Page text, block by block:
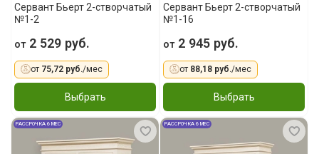
Сервант Бьерт 2-створчатый
№1-2
от2 529 руб.
от 75,72 руб./мес
Выбрать
Сервант Бьерт 2-створчатый
№1-16
от2 945 руб.
от 88,18 руб./мес
Выбрать
РАССРОЧКА 6 МЕС РАССРОЧКА 6 МЕС